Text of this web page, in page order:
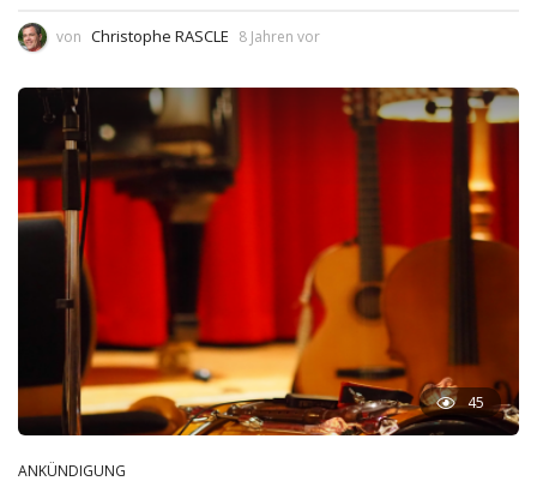
von Christophe RASCLE 8 Jahren vor
45
ANKÜNDIGUNG